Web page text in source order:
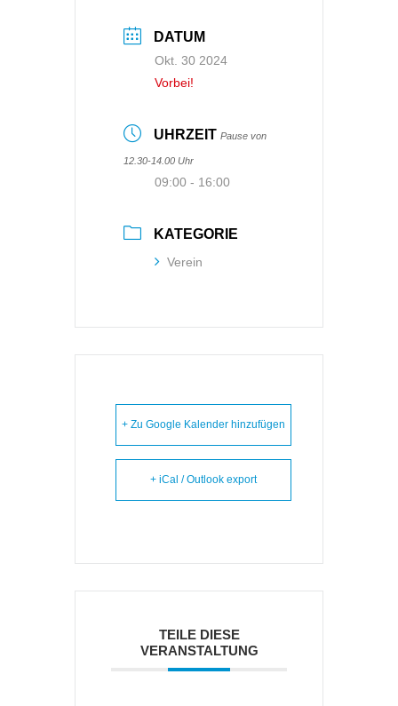
DATUM
Okt. 30 2024
Vorbei!
UHRZEIT Pause von
12.30-14.00 Uhr
09:00 - 16:00
KATEGORIE
Verein
+ Zu Google Kalender hinzufügen
+ iCal / Outlook export
TEILE DIESE
VERANSTALTUNG